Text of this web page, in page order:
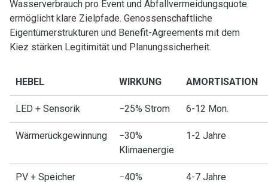
Wasserverbrauch pro Event und Abfallvermeidungsquote
ermöglicht klare Zielpfade. Genossenschaftliche
Eigentümerstrukturen und Benefit-Agreements mit dem
Kiez stärken Legitimität und Planungssicherheit.
HEBEL WIRKUNG AMORTISATION
LED + Sensorik −25% Strom 6-12 Mon.
Wärmerückgewinnung
−30%
Klimaenergie
1-2 Jahre
PV + Speicher
−40%
4-7 Jahre